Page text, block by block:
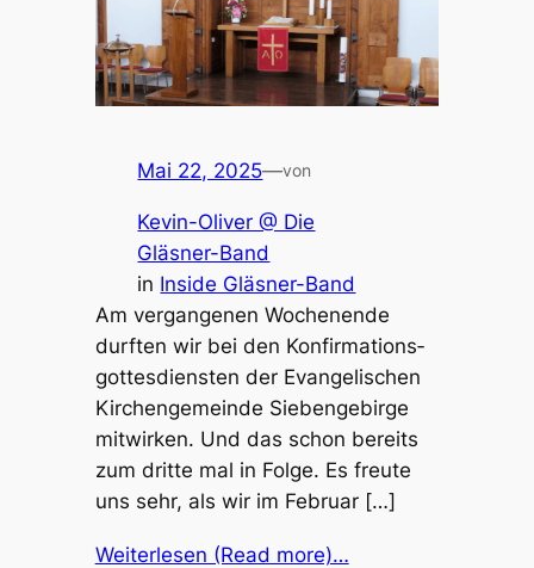
Mai 22, 2025—von
Kevin-Oliver @ Die
Gläsner-Band
in Inside Gläsner-Band
Am vergan­ge­nen Wochen­en­de
durf­ten wir bei den Konfir­ma­ti­ons­
got­tes­diens­ten der Evan­ge­li­schen
Kirchen­ge­mein­de Sieben­ge­bir­ge
mitwir­ken. Und das schon bereits
zum drit­te mal in Folge. Es freu­te
uns sehr, als wir im Febru­ar […]
Weiterlesen (Read more)…